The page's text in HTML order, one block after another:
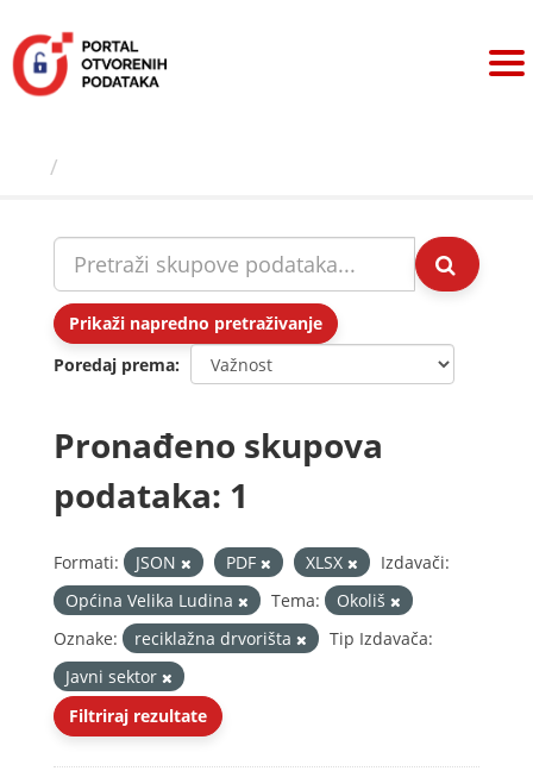
sadržaj
Prikaži napredno pretraživanje
Poredaj prema
Pronađeno skupova
podataka: 1
Formati: JSON PDF XLSX
Izdavači:
Općina Velika Ludina
Tema:
Okoliš
Oznake:
reciklažna drvorišta
Tip Izdavača:
Javni sektor
Filtriraj rezultate